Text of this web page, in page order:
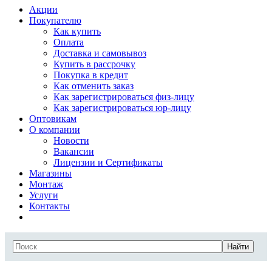
Акции
Покупателю
Как купить
Оплата
Доставка и самовывоз
Купить в рассрочку
Покупка в кредит
Как отменить заказ
Как зарегистрироваться физ-лицу
Как зарегистрироваться юр-лицу
Оптовикам
О компании
Новости
Вакансии
Лицензии и Сертификаты
Магазины
Монтаж
Услуги
Контакты
Найти